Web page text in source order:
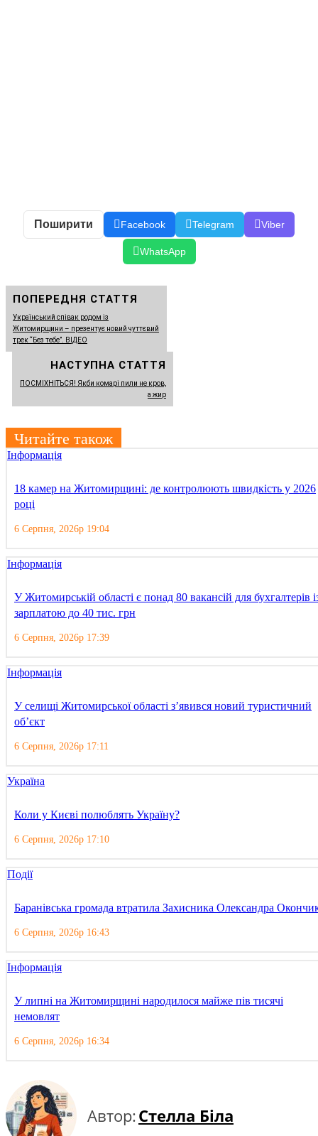
Поширити Facebook Telegram Viber
WhatsApp
ПОПЕРЕДНЯ СТАТТЯ
Український співак родом із
Житомирщини – презентує новий чуттєвий
трек “Без тебе”. ВІДЕО
НАСТУПНА СТАТТЯ
ПОСМІХНІТЬСЯ! Якби комарі пили не кров,
а жир
Читайте також
Інформація
18 камер на Житомирщині: де контролюють швидкість у 2026
році
6 Серпня, 2026р 19:04
Інформація
У Житомирській області є понад 80 вакансій для бухгалтерів
зарплатою до 40 тис. грн
6 Серпня, 2026р 17:39
Інформація
У селищі Житомирської області з’явився новий туристичний
об’єкт
6 Серпня, 2026р 17:11
Україна
Коли у Києві полюблять Україну?
6 Серпня, 2026р 17:10
Події
Баранівська громада втратила Захисника Олександра
6 Серпня, 2026р 16:43
Інформація
У липні на Житомирщині народилося майже пів тисячі
немовлят
6 Серпня, 2026р 16:34
Автор:Стелла Біла